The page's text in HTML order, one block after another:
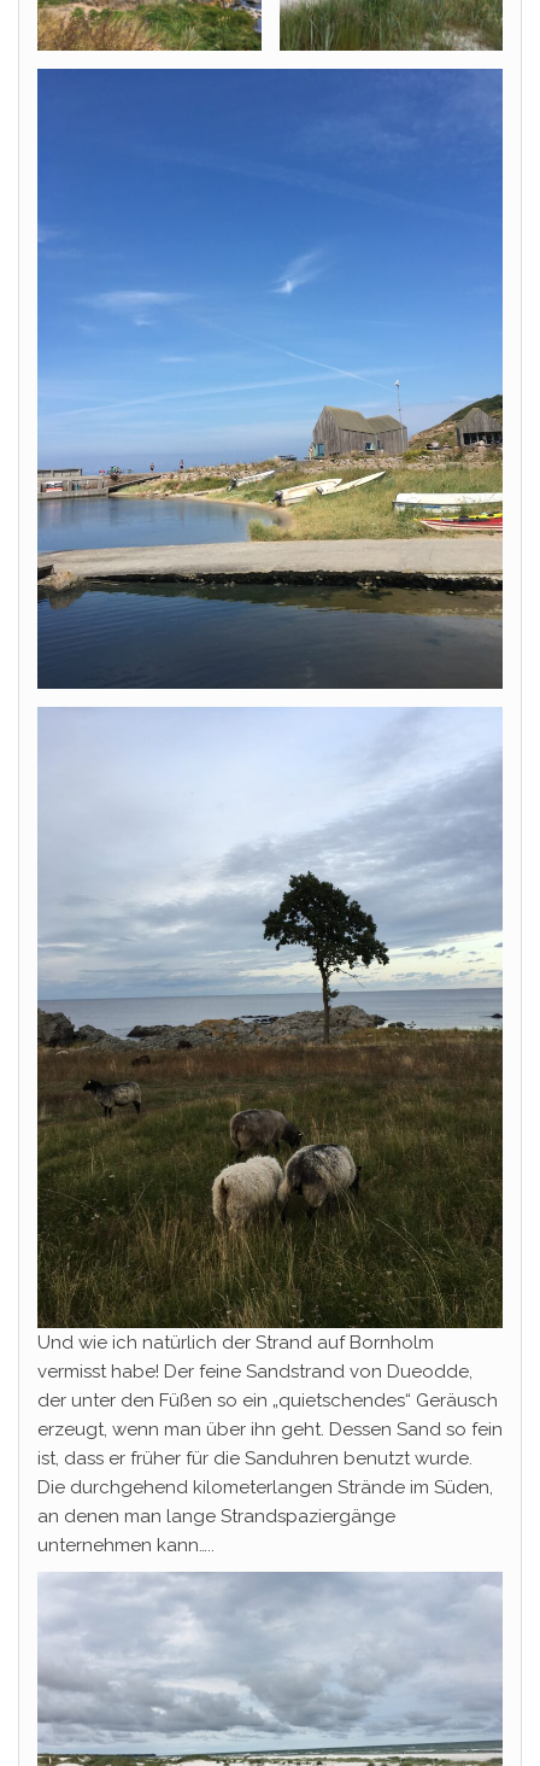
Und wie ich natürlich der Strand auf Bornholm
vermisst habe! Der feine Sandstrand von Dueodde,
der unter den Füßen so ein „quietschendes“ Geräusch
erzeugt, wenn man über ihn geht. Dessen Sand so fein
ist, dass er früher für die Sanduhren benutzt wurde.
Die durchgehend kilometerlangen Strände im Süden,
an denen man lange Strandspaziergänge
unternehmen kann…..